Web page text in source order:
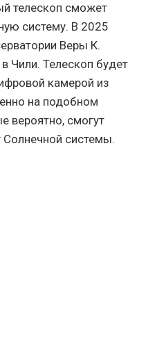
телескоп сможет
систему. В 2025
Веры К.
Чили. Телескоп будет
камерой из
на подобном
вероятно, смогут
системы.